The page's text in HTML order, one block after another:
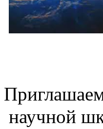
научной